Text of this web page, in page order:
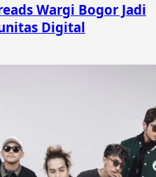
Wargi Bogor Jadi
Digital